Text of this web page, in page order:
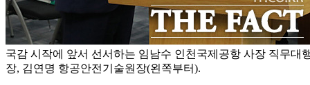
국감 시작에 앞서 선서하는 임남수 인천국제공항 사장 직무대
장, 김연명 항공안전기술원장(왼쪽부터).